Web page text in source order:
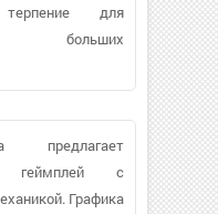
для
больших
геймплей с
Графика